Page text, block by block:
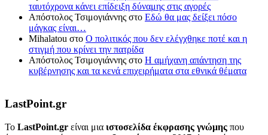
ταυτόχρονα κάνει επίδειξη δύναμης στις αγορές
Απόστολος Τσιμογιάννης στο Εδώ θα μας δείξει πόσο
μάγκας είναι…
Mihalatou στο Ο πολιτικός που δεν ελέγχθηκε ποτέ και η
στιγμή που κρίνει την πατρίδα
Απόστολος Τσιμογιάννης στο Η αμήχανη απάντηση της
κυβέρνησης και τα κενά επιχειρήματα στα εθνικά θέματα
LastPoint.gr
To LastPoint.gr είναι μια ιστοσελίδα έκφρασης γνώμης που